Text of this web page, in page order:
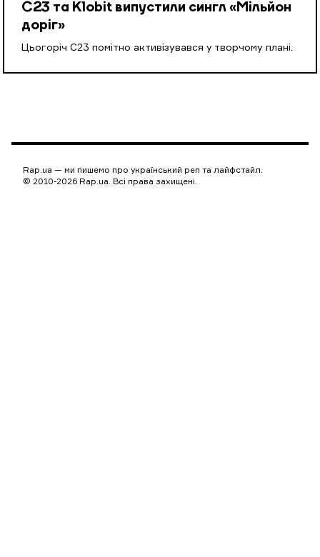
С23 та Klobit випустили сингл «Мільйон
доріг»
Цьогоріч С23 помітно активізувався у творчому плані.
Rap.ua — ми пишемо про український реп та лайфстайл.
© 2010-2026 Rap.ua. Всі права захищені.